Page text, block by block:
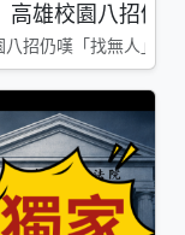
雄校園八招仍
招仍嘆「找無人」